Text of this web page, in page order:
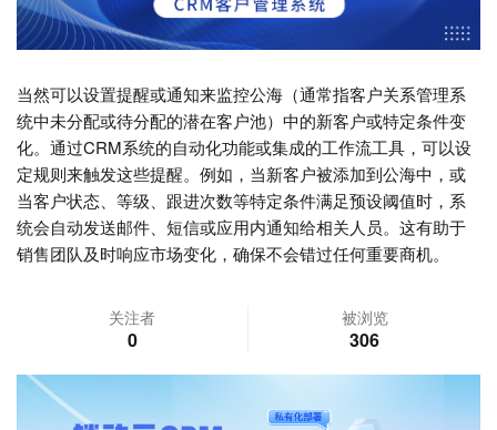
当然可以设置提醒或通知来监控公海（通常指客户关系管理系
统中未分配或待分配的潜在客户池）中的新客户或特定条件变
化。通过CRM系统的自动化功能或集成的工作流工具，可以设
定规则来触发这些提醒。例如，当新客户被添加到公海中，或
当客户状态、等级、跟进次数等特定条件满足预设阈值时，系
统会自动发送邮件、短信或应用内通知给相关人员。这有助于
销售团队及时响应市场变化，确保不会错过任何重要商机。
关注者
0
被浏览
306